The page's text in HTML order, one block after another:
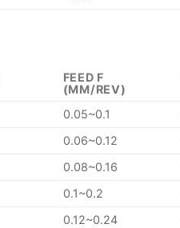
FEED F
(MM/REV)
0.05~0.1
0.06~0.12
0.08~0.16
0.1~0.2
0.12~0.24